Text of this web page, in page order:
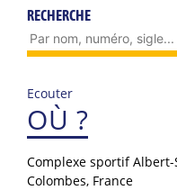
RECHERCHE
Ecouter
OÙ ?
Complexe sportif Albert-
Colombes, France